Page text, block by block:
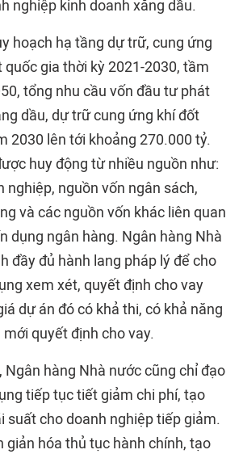
nghiệp kinh doanh xăng dầu.
hoạch hạ tầng dự trữ, cung ứng
quốc gia thời kỳ 2021-2030, tầm
tổng nhu cầu vốn đầu tư phát
dầu, dự trữ cung ứng khí đốt
2030 lên tới khoảng 270.000 tỷ.
huy động từ nhiều nguồn như:
nghiệp, nguồn vốn ngân sách,
và các nguồn vốn khác liên quan
dụng ngân hàng. Ngân hàng Nhà
đầy đủ hành lang pháp lý để cho
xem xét, quyết định cho vay
dự án đó có khả thi, có khả năng
quyết định cho vay.
Ngân hàng Nhà nước cũng chỉ đạo
tiếp tục tiết giảm chi phí, tạo
suất cho doanh nghiệp tiếp giảm.
giản hóa thủ tục hành chính, tạo